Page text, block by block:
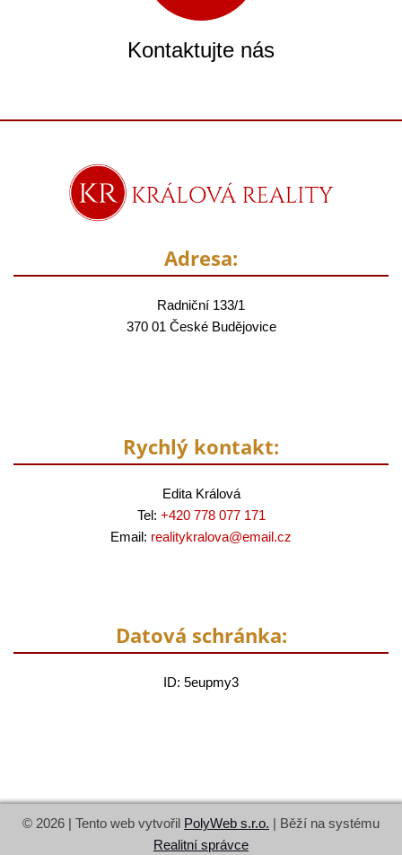
Kontaktujte nás
Adresa:
Radniční 133/1
370 01 České Budějovice
Rychlý kontakt:
Edita Králová
Tel: +420 778 077 171
Email: realitykralova@email.cz
Datová schránka:
ID: 5eupmy3
© 2026 | Tento web vytvořil PolyWeb s.r.o. | Běží na systému
Realitní správce